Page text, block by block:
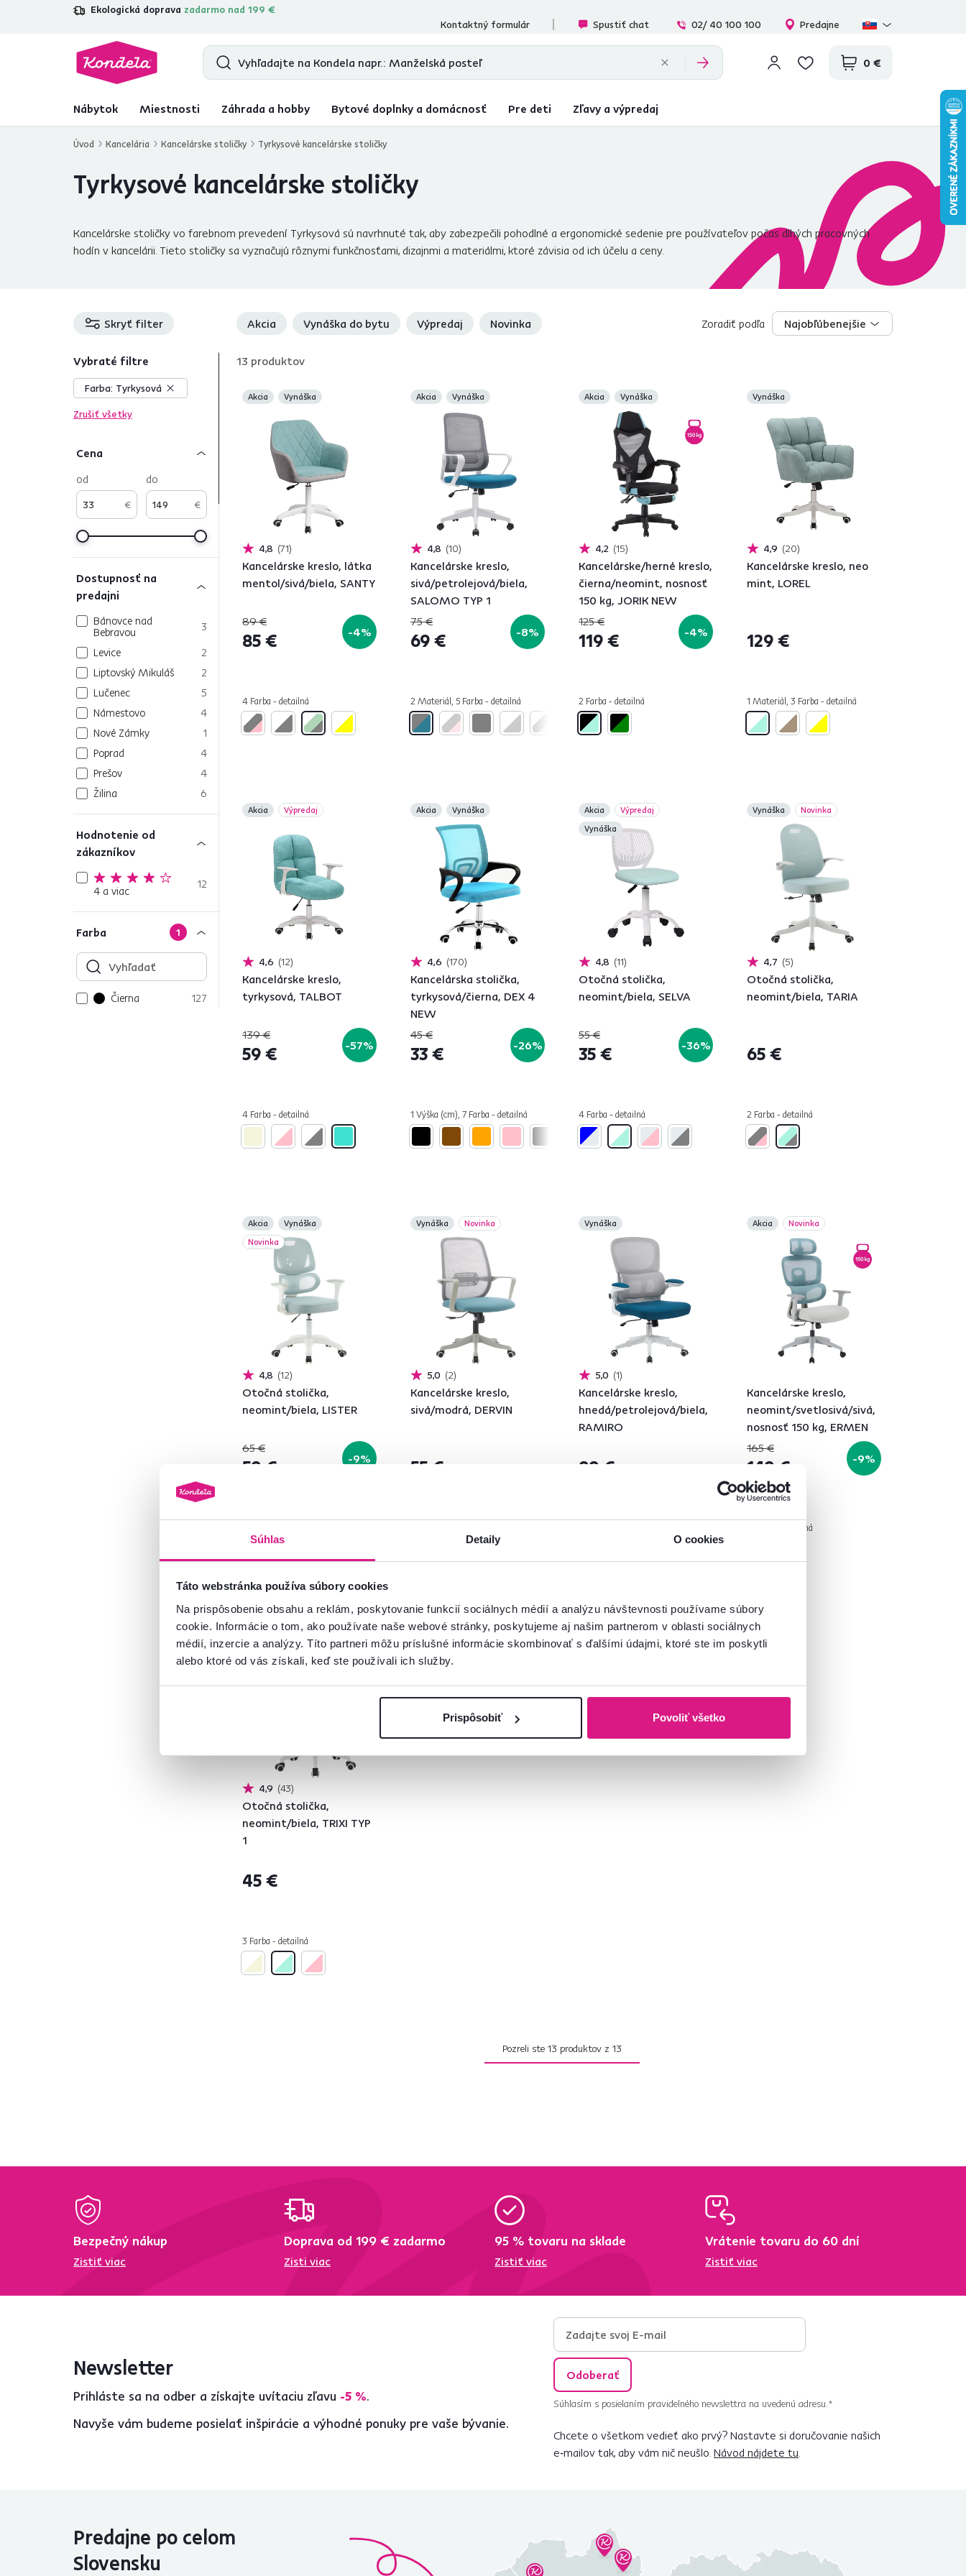
Súhlas Detaily O cookies
Táto webstránka používa súbory cookies
Na prispôsobenie obsahu a reklám, poskytovanie funkcií sociálnych médií a analýzu návštevnosti používame súbory
cookie. Informácie o tom, ako používate naše webové stránky, poskytujeme aj našim partnerom v oblasti sociálnych
médií, inzercie a analýzy. Títo partneri môžu príslušné informácie skombinovať s ďalšími údajmi, ktoré ste im poskytli
alebo ktoré od vás získali, keď ste používali ich služby.
Prispôsobiť Povoliť všetko
Ekologická doprava zadarmo nad 199 €
4,7 31 211overených produktových recenzií
Kontaktný formulár
Spustiť chat 02/ 40 100 100 Predajne
0 €
Nábytok Miestnosti Záhrada a hobby Bytové doplnky a domácnosť Pre deti Zľavy a výpredaj
Úvod Kancelária Kancelárske stoličky Tyrkysové kancelárske stoličky
Tyrkysové kancelárske stoličky
Kancelárske stoličky vo farebnom prevedení Tyrkysová sú navrhnuté tak, aby zabezpečili pohodlné a ergonomické sedenie pre používateľov počas dlhých pracovných
hodín v kancelárii. Tieto stoličky sa vyznačujú rôznymi funkčnosťami, dizajnmi a materiálmi, ktoré závisia od ich účelu a ceny.
Skryť filter Akcia Vynáška do bytu Výpredaj Novinka Najobľúbenejšie
Zoradiť podľa Najobľúbenejšie
Vybraté filtre
Farba: Tyrkysová
Zrušiť všetky
Cena
€
od
€
do
Dostupnosť na
predajni
Bánovce nad
Bebravou
3
Levice
2
Liptovský Mikuláš
2
Lučenec
5
Námestovo
4
Nové Zámky
1
Poprad
4
Prešov
4
Žilina
6
Hodnotenie od
zákazníkov
4 a viac 12
Farba 1
Čierna
127
1
1
1
1
sedadla
Polohovacie
Vlastnosti
S bedrovou opierkou
3
S opierkami na ruky
Nosnosť (kg)
od
do
Kancelária
12
Detská izba
13 produktov
Akcia Vynáška
4,8 71
Kancelárske kreslo, látka
mentol/sivá/biela, SANTY
89 €
85 € -4%
4 Farba - detailná
Akcia Vynáška
4,8 10
Kancelárske kreslo,
sivá/petrolejová/biela,
SALOMO TYP 1
75 €
69 € -8%
2 Materiál, 5 Farba - detailná
Akcia Vynáška
4,2 15
Kancelárske/herné kreslo,
čierna/neomint, nosnosť
150 kg, JORIK NEW
125 €
119 € -4%
2 Farba - detailná
Vynáška
4,9 20
Kancelárske kreslo, neo
mint, LOREL
129 €
1 Materiál, 3 Farba - detailná
Akcia Výpredaj
4,6 12
Kancelárske kreslo,
tyrkysová, TALBOT
139 €
59 € -57%
4 Farba - detailná
Akcia Vynáška
4,6 170
Kancelárska stolička,
tyrkysová/čierna, DEX 4
NEW
45 €
33 € -26%
1 Výška (cm), 7 Farba - detailná
Akcia
Výpredaj
Vynáška
4,8 11
Otočná stolička,
neomint/biela, SELVA
55 €
35 € -36%
4 Farba - detailná
Vynáška Novinka
4,7 5
Otočná stolička,
neomint/biela, TARIA
65 €
2 Farba - detailná
Akcia
Vynáška
Novinka
4,8 12
Otočná stolička,
neomint/biela, LISTER
65 €
59 € -9%
Vynáška Novinka
5,0 2
Kancelárske kreslo,
sivá/modrá, DERVIN
55 €
Vynáška
5,0 1
Kancelárske kreslo,
hnedá/petrolejová/biela,
RAMIRO
99 €
Akcia Novinka
Kancelárske kreslo,
neomint/svetlosivá/sivá,
nosnosť 150 kg, ERMEN
165 €
149 € -9%
2 Farba - detailná
4,9 43
Otočná stolička,
neomint/biela, TRIXI TYP
1
45 €
3 Farba - detailná
Pozreli ste 13 produktov z 13
Bezpečný nákup
Zistiť viac
Doprava od 199 € zadarmo
Zisti viac
95 % tovaru na sklade
Zistiť viac
Vrátenie tovaru do 60 dní
Zistiť viac
Newsletter
Prihláste sa na odber a získajte uvítaciu zľavu -5 %.
Navyše vám budeme posielať inšpirácie a výhodné ponuky pre vaše bývanie.
Odoberať
Súhlasím s posielaním pravidelného newslettra na uvedenú adresu.*
Chcete o všetkom vedieť ako prvý? Nastavte si doručovanie našich
e‑mailov tak, aby vám nič neušlo. Návod nájdete tu
Predajne po celom
Slovensku